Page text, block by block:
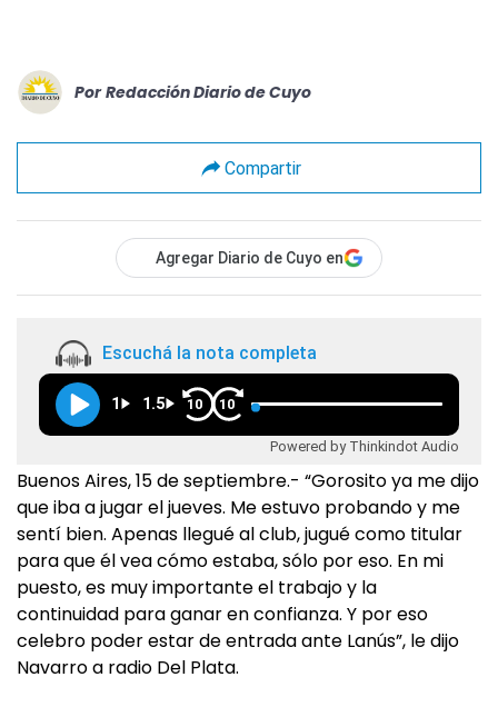
Por Redacción Diario de Cuyo
Compartir
Agregar Diario de Cuyo en
Escuchá la nota completa
1 1.5 10 10
Powered by Thinkindot Audio
Buenos Aires, 15 de septiembre.- “Gorosito ya me dijo
que iba a jugar el jueves. Me estuvo probando y me
sentí bien. Apenas llegué al club, jugué como titular
para que él vea cómo estaba, sólo por eso. En mi
puesto, es muy importante el trabajo y la
continuidad para ganar en confianza. Y por eso
celebro poder estar de entrada ante Lanús”, le dijo
Navarro a radio Del Plata.